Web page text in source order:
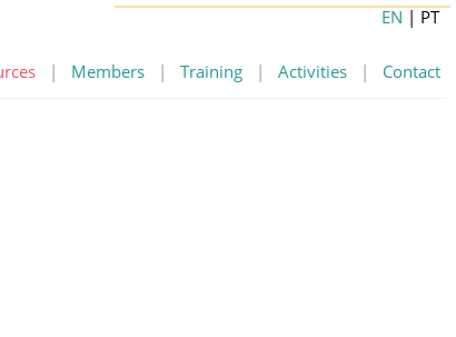
| Members | Training | Activities | Contact
EN | PT